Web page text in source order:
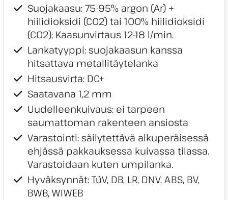
Suojakaasu: 75-95% argon (Ar) +
hiilidioksidi (CO2) tai 100% hiilidioksidi
(CO2); Kaasunvirtaus 12-18 l/min.
Lankatyyppi: suojakaasun kanssa
hitsattava metallitäytelanka
Hitsausvirta: DC+
Saatavana 1,2 mm
Uudelleenkuivaus: ei tarpeen
saumattoman rakenteen ansiosta
Varastointi: säilytettävä alkuperäisessä
ehjässä pakkauksessa kuivassa tilassa.
Varastoidaan kuten umpilanka.
Hyväksynnät: TüV, DB, LR, DNV, ABS, BV,
BWB, WIWEB